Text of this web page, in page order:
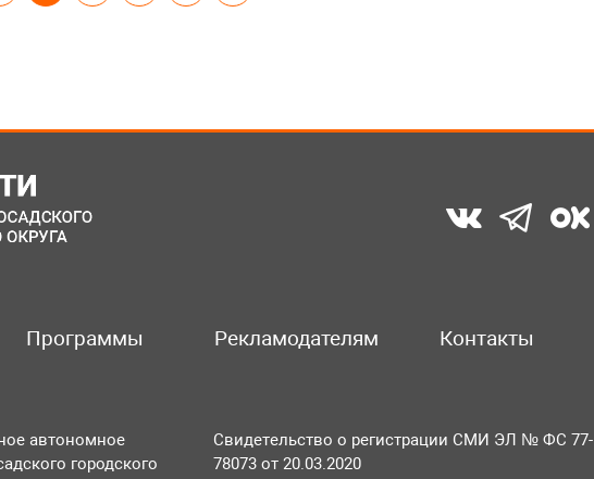
Программы Рекламодателям Контакты
автономное
городского
Свидетельство о регистрации СМИ ЭЛ № ФС 77-
78073 от 20.03.2020